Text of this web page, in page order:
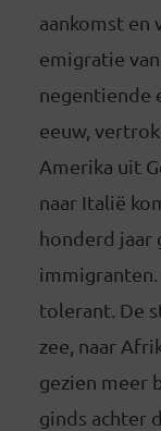
aankomst en
emigratie
negentiende
eeuw,
Amerika uit
naar Italië
honderd jaar
immigranten.
tolerant. De
zee, naar
gezien meer
ginds achter